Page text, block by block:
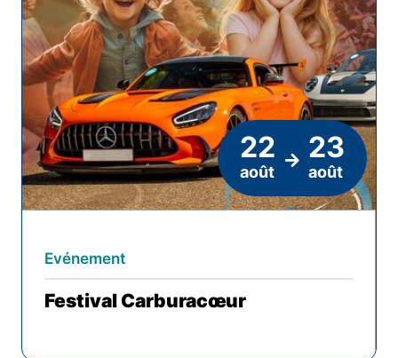
22
août
23
août
Evénement
Festival Carburacœur